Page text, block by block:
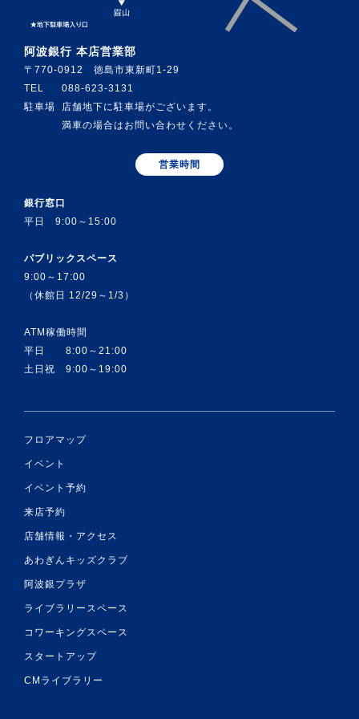
阿波銀行 本店営業部
〒770-0912 徳島市東新町1-29
TEL
088-623-3131
駐車場
店舗地下に駐車場がございます。
満車の場合はお問い合わせください。
営業時間
銀行窓口
平日 9:00～15:00
パブリックスペース
9:00～17:00
（休館日 12/29～1/3）
ATM稼働時間
平日 8:00～21:00
土日祝 9:00～19:00
フロアマップ
イベント
イベント予約
来店予約
店舗情報・アクセス
あわぎんキッズクラブ
阿波銀プラザ
ライブラリースペース
コワーキングスペース
スタートアップ
CMライブラリー